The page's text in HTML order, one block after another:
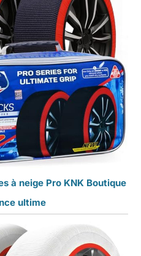
à neige Pro KNK Boutique
ultime